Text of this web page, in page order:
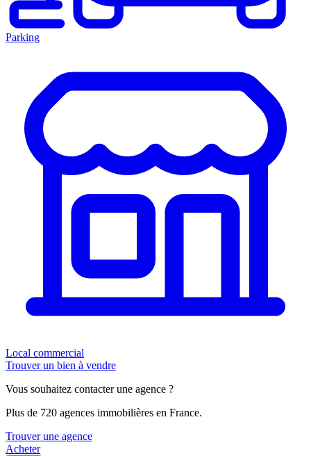
Parking
Local commercial
Trouver un bien à vendre
Vous souhaitez contacter une agence ?
Plus de 720 agences immobilières en France.
Trouver une agence
Acheter